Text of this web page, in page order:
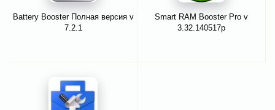
Battery Booster Полная версия v
7.2.1
Smart RAM Booster Pro v
3.32.140517p